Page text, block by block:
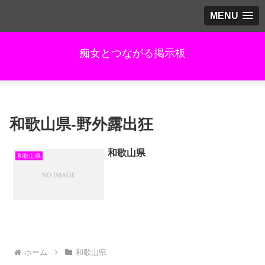
MENU
痴女とつながる掲示板
和歌山県-野外露出狂
和歌山県 和歌山県
ホーム 和歌山県